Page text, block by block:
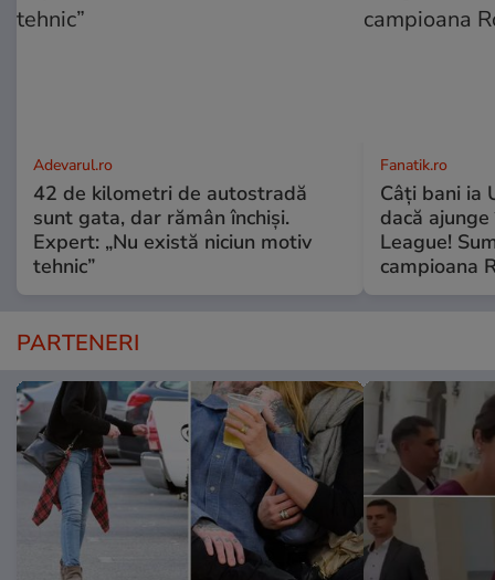
Adevarul.ro
42 de kilometri de autostradă
sunt gata, dar rămân închiși.
Expert: „Nu există niciun motiv
tehnic”
Fanatik.ro
Câți bani ia
dacă
League!
campioana
PARTENERI